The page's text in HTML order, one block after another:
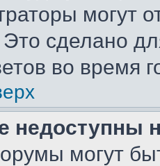
могут
Это сделано
во время
недоступны
могут